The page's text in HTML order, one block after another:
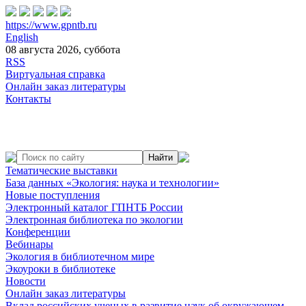
https://www.gpntb.ru
English
08 августа 2026, суббота
RSS
Виртуальная справка
Онлайн заказ литературы
Контакты
Тематические выставки
База данных «Экология: наука и технологии»
Новые поступления
Электронный каталог ГПНТБ России
Электронная библиотека по экологии
Конференции
Вебинары
Экология в библиотечном мире
Экоуроки в библиотеке
Новости
Онлайн заказ литературы